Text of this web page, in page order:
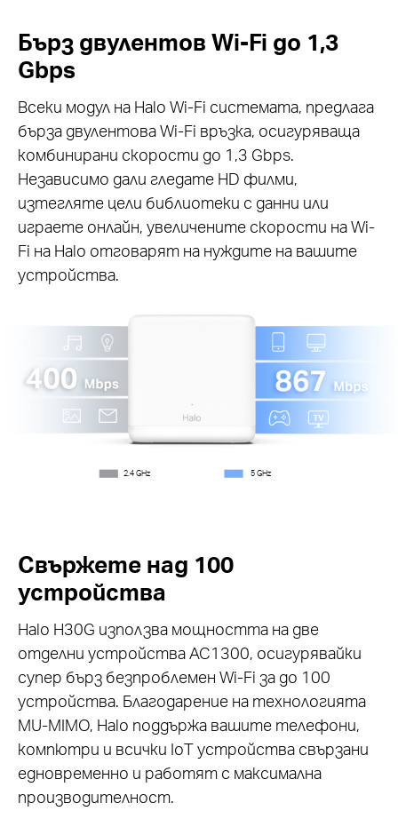
Бърз двулентов Wi-Fi до 1,3
Gbps
Всеки модул на Halo Wi-Fi системата, предлага
бърза двулентова Wi-Fi връзка, осигуряваща
комбинирани скорости до 1,3 Gbps.
Независимо дали гледате HD филми,
изтегляте цели библиотеки с данни или
играете онлайн, увеличените скорости на Wi-
Fi на Halo отговарят на нуждите на вашите
устройства.
2.4 GHz 5 GHz
Свържете над 100
устройства
Halo H30G използва мощността на две
отделни устройства AC1300, осигурявайки
супер бърз безпроблемен Wi-Fi за до 100
устройства. Благодарение на технологията
MU-MIMO, Halo поддържа вашите телефони,
компютри и всички IoT устройства свързани
едновременно и работят с максимална
производителност.